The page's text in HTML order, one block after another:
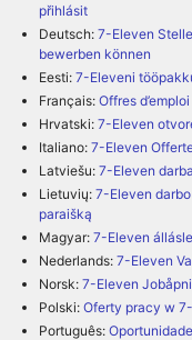
přihlásit
Deutsch: 7-Eleven
bewerben können
Eesti: 7-Eleveni
Français: Offres
Hrvatski: 7-Eleven
Italiano: 7-Eleven
Latviešu: 7-Eleven
Lietuvių: 7-Eleven
paraišką
Magyar: 7-Eleven
Nederlands: 7-Eleven
Norsk: 7-Eleven
Polski: Oferty pracy w
Português: